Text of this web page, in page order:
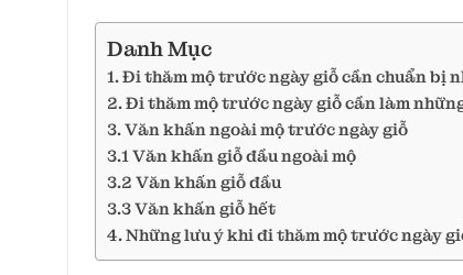
Danh Mục
1. Đi thăm mộ trước ngày giỗ cần chuẩn bị
2. Đi thăm mộ trước ngày giỗ cần làm
3. Văn khấn ngoài mộ trước ngày giỗ
3.1 Văn khấn giỗ đầu ngoài mộ
3.2 Văn khấn giỗ đầu
3.3 Văn khấn giỗ hết
4. Những lưu ý khi đi thăm mộ trước ngày